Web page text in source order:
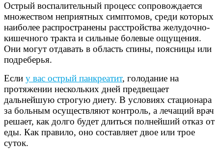
Острый воспалительный процесс сопровождается
множеством неприятных симптомов, среди которых
наиболее распространены расстройства желудочно-
кишечного тракта и сильные болевые ощущения.
Они могут отдавать в область спины, поясницы или
подреберья.
Если у вас острый панкреатит, голодание на
протяжении нескольких дней предвещает
дальнейшую строгую диету. В условиях стационара
за больным осуществляют контроль, а лечащий врач
решает, как долго будет длиться полнейший отказ от
еды. Как правило, оно составляет двое или трое
суток.